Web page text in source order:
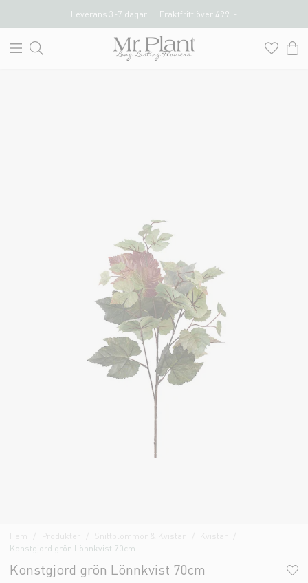
Leverans 3-7 dagar Fraktfritt över 499 :-
Hem Produkter Snittblommor & Kvistar
Kvistar
Konstgjord grön Lönnkvist 70cm
Konstgjord grön Lönnkvist 70cm